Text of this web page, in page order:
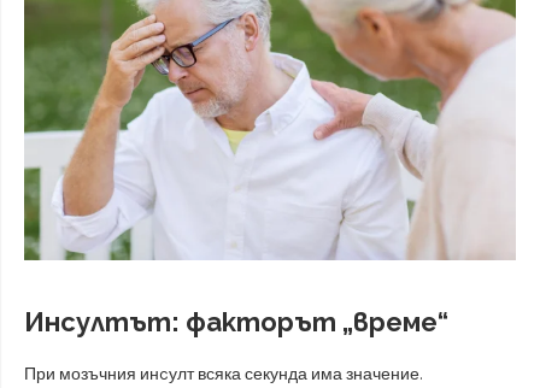
Инсултът: факторът „време“
При мозъчния инcулт всяка секунда има значение.